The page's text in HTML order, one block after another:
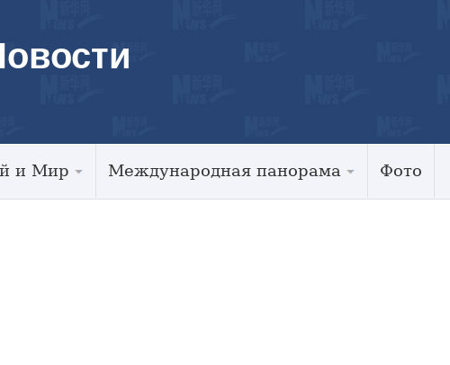
и Мир Международная панорама Фото